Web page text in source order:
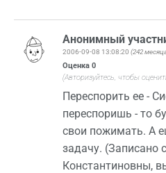
Анонимный
2006-09-08 13:08:20 (242
Оценка 0
(Авторизуйтесь, чтобы
Переспорить ее -
переспоришь - то
свои пожимать. А
задачу. (Записано
Константиновны,